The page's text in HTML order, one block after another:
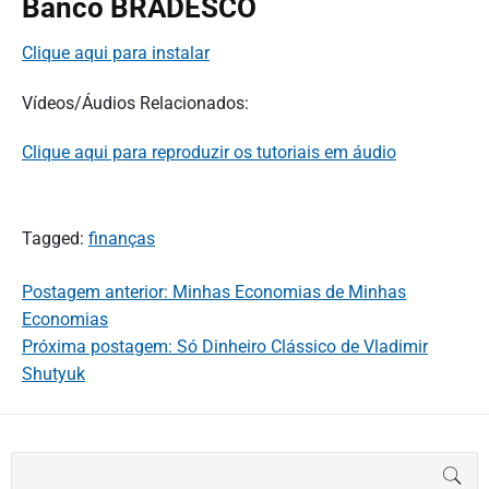
Banco BRADESCO
Clique aqui para instalar
Vídeos/Áudios Relacionados:
Clique aqui para reproduzir os tutoriais em áudio
Tagged: finanças
Postagem anterior: Minhas Economias de Minhas
Economias
Próxima postagem: Só Dinheiro Clássico de Vladimir
Shutyuk